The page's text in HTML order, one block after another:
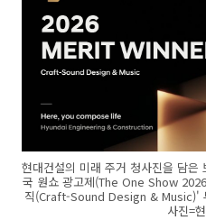
현대건설의 미래 주거 청사진을 담은
국 원쇼 광고제(The One Show
직(Craft-Sound Design & Music)'
사진=